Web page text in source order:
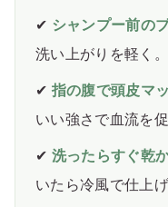
✔ シャンプー前の
洗い上がりを軽く。
✔ 指の腹で頭皮マ
いい強さで血流を促
✔ 洗ったらすぐ乾
いたら冷風で仕上げ